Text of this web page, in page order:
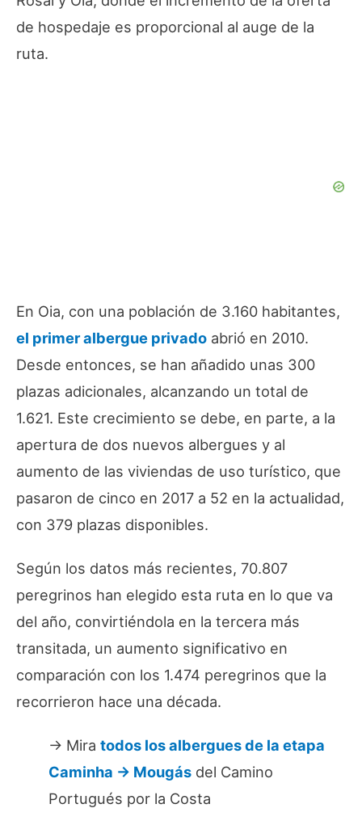
de hospedaje es proporcional al auge de la
ruta.
En Oia, con una población de 3.160 habitantes,
el primer albergue privado abrió en 2010.
Desde entonces, se han añadido unas 300
plazas adicionales, alcanzando un total de
1.621. Este crecimiento se debe, en parte, a la
apertura de dos nuevos albergues y al
aumento de las viviendas de uso turístico, que
pasaron de cinco en 2017 a 52 en la actualidad,
con 379 plazas disponibles.
Según los datos más recientes, 70.807
peregrinos han elegido esta ruta en lo que va
del año, convirtiéndola en la tercera más
transitada, un aumento significativo en
comparación con los 1.474 peregrinos que la
recorrieron hace una década.
→ Mira todos los albergues de la etapa
Caminha → Mougás del Camino
Portugués por la Costa